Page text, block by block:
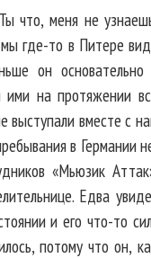
что, меня не
где-то в Питере
он
ими на протяжении
выступали вместе с
в Германии
«Мьюзик
Едва
и его что-то
потому что он,